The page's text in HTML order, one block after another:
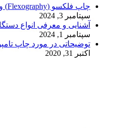
چاپ فلکسو (Flexography) و مقایسه با انواع چاپ | ق
سپتامبر 3, 2024
آشنایی و معرفی انواع
سپتامبر 1, 2024
توضیحاتی در مورد چاپ
اکتبر 31, 2020